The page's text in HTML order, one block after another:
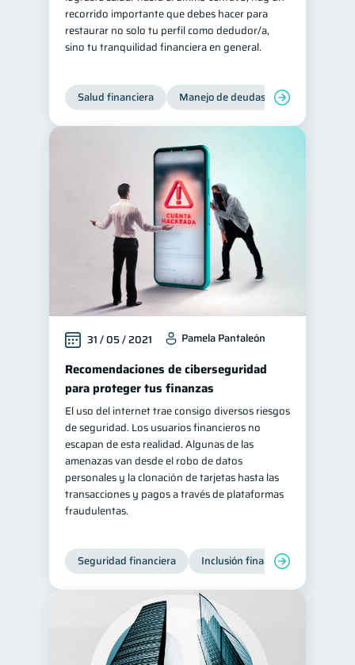
recorrido importante que debes hacer para
restaurar no solo tu perfil como dedudor/a,
sino tu tranquilidad financiera en general.
Salud financiera Manejo de deudas
31 / 05 / 2021 Pamela Pantaleón
Recomendaciones de ciberseguridad
para proteger tus finanzas
El uso del internet trae consigo diversos riesgos
de seguridad. Los usuarios financieros no
escapan de esta realidad. Algunas de las
amenazas van desde el robo de datos
personales y la clonación de tarjetas hasta las
transacciones y pagos a través de plataformas
fraudulentas.
Seguridad financiera Inclusión financiera